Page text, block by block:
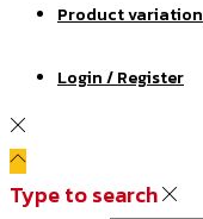
Product variation
Login / Register
Type to search